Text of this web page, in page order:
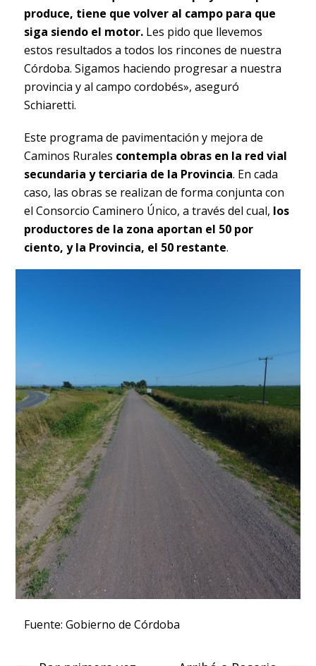
produce, tiene que volver al campo para que
siga siendo el motor. Les pido que llevemos
estos resultados a todos los rincones de nuestra
Córdoba. Sigamos haciendo progresar a nuestra
provincia y al campo cordobés», aseguró
Schiaretti.
Este programa de pavimentación y mejora de
Caminos Rurales contempla obras en la red vial
secundaria y terciaria de la Provincia. En cada
caso, las obras se realizan de forma conjunta con
el Consorcio Caminero Único, a través del cual, los
productores de la zona aportan el 50 por
ciento, y la Provincia, el 50 restante.
Fuente: Gobierno de Córdoba